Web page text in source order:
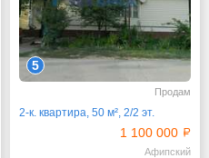
5
Продам
2-к. квартира, 50 м², 2/2 эт.
1 100 000
Афипский